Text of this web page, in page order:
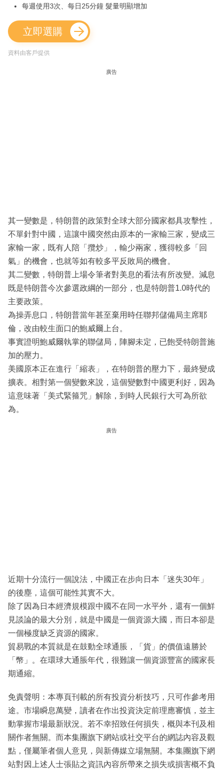
每週使用3次、每日25分鐘 髮量明顯增加
立即選購
資料由客戶提供
廣告
其一變數是，特朗普的政策對全球大部分國家都具攻擊性，
不單針對中國，這讓中國突然由原本的一家輸三家，變成三
家輸一家，既有人陪「攬炒」，輸少兩家，獲得較多「回
氣」的機會，也就等如有較多平反敗局的機會。
其二變數，特朗普上場令筆者對美息的看法有所改變。減息
既是特朗普今次參選政綱的一部分，也是特朗普1.0時代的
主要政策。
為操弄息口，特朗普當年甚至棄用時任聯邦儲備局主席耶
倫，改由較生面口的鮑威爾上台。
事實證明鮑威爾執掌的聯儲局，陣腳未定，已飽受特朗普施
加的壓力。
美國原本正在進行「縮表」，在特朗普的壓力下，最終變成
擴表。相對第一個變數來說，這個變數對中國更利好，因為
這意味著「美式緊箍咒」解除，到時人民銀行大可為所欲
為。
廣告
近期十分流行一個說法，中國正在步向日本「迷失30年」
的後塵，這個可能性其實不大。
除了因為日本經濟規模跟中國不在同一水平外，還有一個鮮
見談論的最大分別，就是中國是一個資源大國，而日本卻是
一個極度缺乏資源的國家。
貿易戰的本質就是在鼓動全球通脹，「貨」的價值遠勝於
「幣」。在環球大通脹年代，很難讓一個資源豐富的國家長
期通縮。
免責聲明：本專頁刊載的所有投資分析技巧，只可作參考用
途。市場瞬息萬變，讀者在作出投資決定前理應審慎，並主
動掌握市場最新狀況。若不幸招致任何損失，概與本刊及相
關作者無關。而本集團旗下網站或社交平台的網誌內容及觀
點，僅屬筆者個人意見，與新傳媒立場無關。本集團旗下網
站對因上述人士張貼之資訊內容所帶來之損失或損害概不負